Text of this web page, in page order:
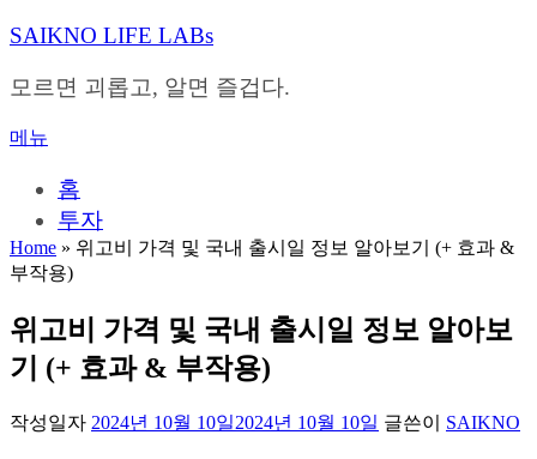
내
으
바
SAIKNO LIFE LABs
모르면 괴롭고, 알면 즐겁다.
메뉴
홈
투자
Home » 위고비 가격 및 국내 출시일 정보 알아보기 (+ 효과 &
부작용)
위고비 가격 및 국내 출시일 정보 알아보
기 (+ 효과 & 부작용)
작성일자 2024년 10월 10일2024년 10월 10일 글쓴이 SAIKNO